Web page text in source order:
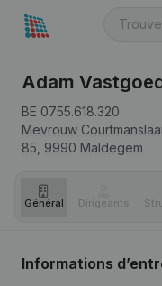
Adam
BE 0755.618.320
Mevrouw
85, 9990 Maldegem
Général Dirigeants
Informations